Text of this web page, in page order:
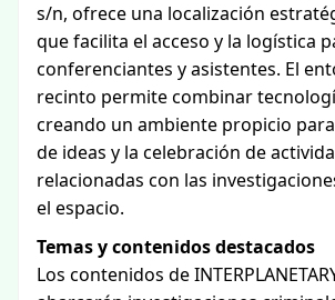
s/n, ofrece una localización
que facilita el acceso y la logística
conferenciantes y asistentes. El
recinto permite combinar
creando un ambiente propicio
de ideas y la celebración de
relacionadas con las
el espacio.
Temas y contenidos destacados
Los contenidos de